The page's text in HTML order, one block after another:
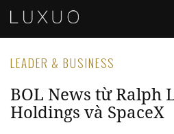
LEADER & BUSINESS
BOL News từ Ralph
Holdings và SpaceX